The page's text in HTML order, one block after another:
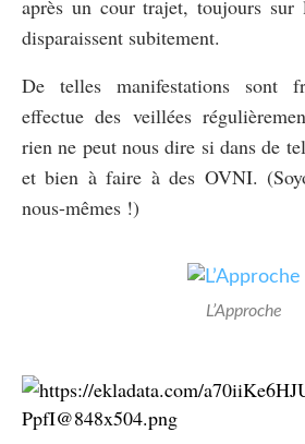
après un cour trajet, toujours sur
disparaissent subitement.
De telles manifestations sont
effectue des veillées
rien ne peut nous dire si dans de
et bien à faire à des OVNI.
nous-mêmes !)
L’Approche